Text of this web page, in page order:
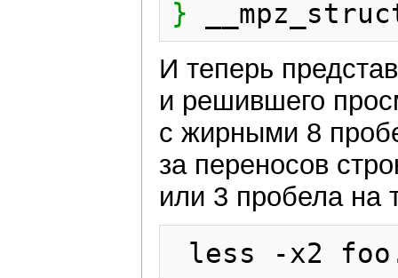
}
И теперь
и решившего
с жирными 8
за переносов
или 3 пробела на